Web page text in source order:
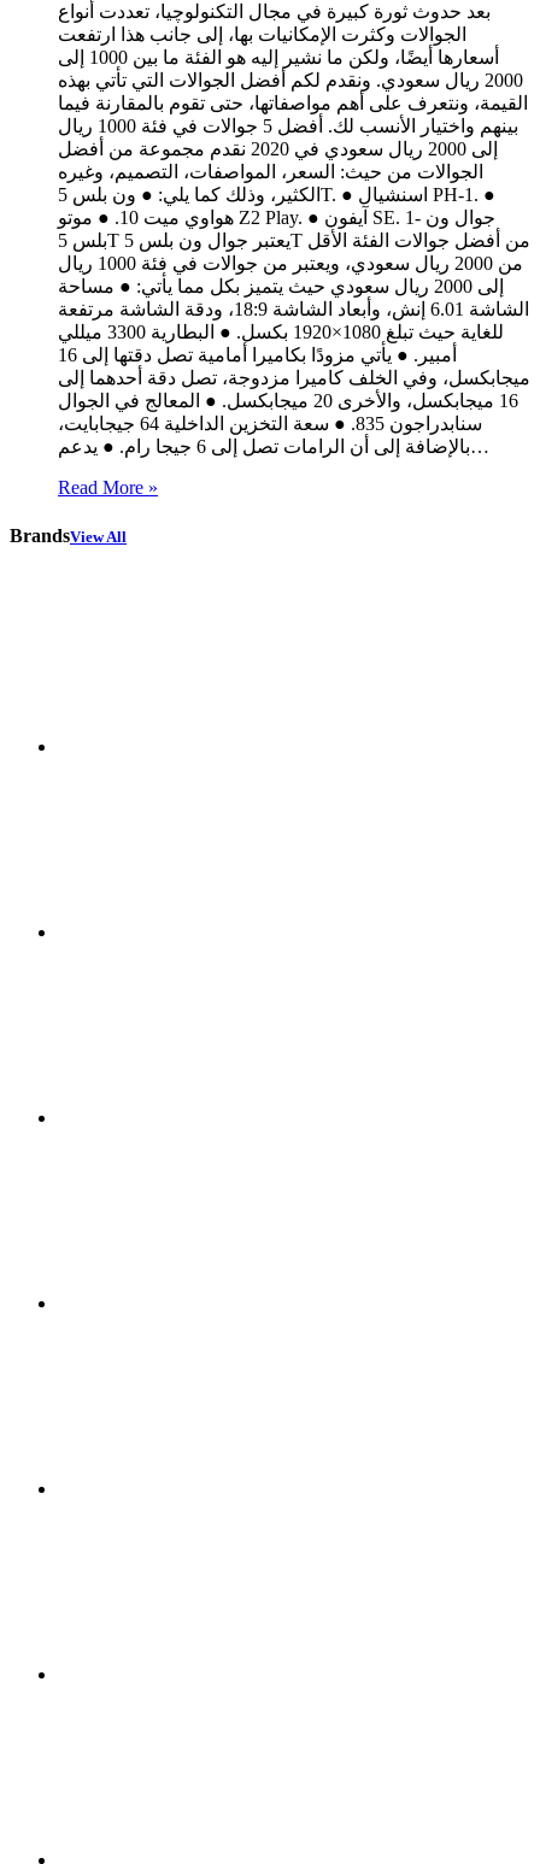
بعد حدوث ثورة كبيرة في مجال التكنولوچيا، تعددت أنواع
الجوالات وكثرت الإمكانيات بها، إلى جانب هذا ارتفعت
أسعارها أيضًا، ولكن ما نشير إليه هو الفئة ما بين 1000 إلى
2000 ريال سعودي. ونقدم لكم أفضل الجوالات التي تأتي بهذه
القيمة، ونتعرف على أهم مواصفاتها، حتى تقوم بالمقارنة فيما
بينهم واختيار الأنسب لك. أفضل 5 جوالات في فئة 1000 ريال
إلى 2000 ريال سعودي في 2020 نقدم مجموعة من أفضل
الجوالات من حيث: السعر، المواصفات، التصميم، وغيره
الكثير، وذلك كما يلي: ● ون بلس 5T. ● اسنشيال PH-1. ●
هواوي ميت 10. ● موتو Z2 Play. ● آيفون SE. 1- جوال ون
بلس 5T يعتبر جوال ون بلس 5T من أفضل جوالات الفئة الأقل
من 2000 ريال سعودي، ويعتبر من جوالات في فئة 1000 ريال
إلى 2000 ريال سعودي حيث يتميز بكل مما يأتي: ● مساحة
الشاشة 6.01 إنش، وأبعاد الشاشة 18:9، ودقة الشاشة مرتفعة
للغاية حيث تبلغ 1080×1920 بكسل. ● البطارية 3300 ميللي
أمبير. ● يأتي مزودًا بكاميرا أمامية تصل دقتها إلى 16
ميجابكسل، وفي الخلف كاميرا مزدوجة، تصل دقة أحدهما إلى
16 ميجابكسل، والأخرى 20 ميجابكسل. ● المعالج في الجوال
سنابدراجون 835. ● سعة التخزين الداخلية 64 جيجابايت،
بالإضافة إلى أن الرامات تصل إلى 6 جيجا رام. ● يدعم…
Read More »
BrandsView All